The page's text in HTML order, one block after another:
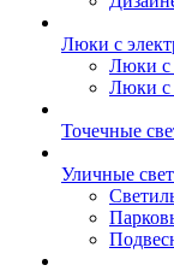
Люки с
Люки с
Люки с
Точечные
Уличные